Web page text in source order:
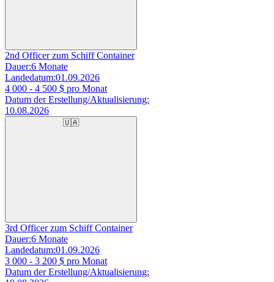
2nd Officer zum Schiff Container
Dauer:6 Monate
Landedatum:01.09.2026
4 000 - 4 500 $ pro Monat
Datum der Erstellung/Aktualisierung:
10.08.2026
🇺🇦
3rd Officer zum Schiff Container
Dauer:6 Monate
Landedatum:01.09.2026
3 000 - 3 200 $ pro Monat
Datum der Erstellung/Aktualisierung: